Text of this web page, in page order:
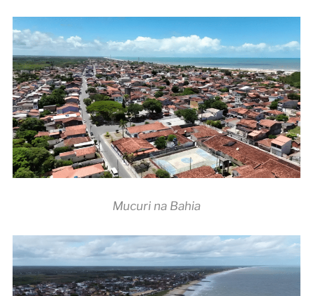
Mucuri na Bahia